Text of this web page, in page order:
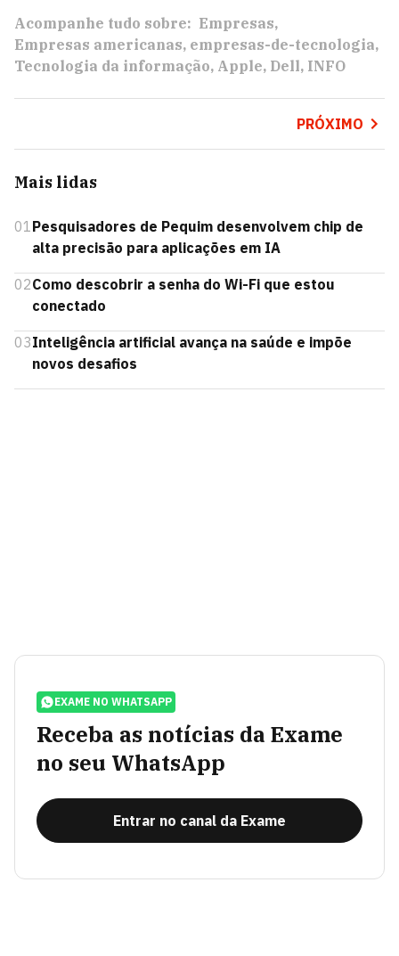
Acompanhe tudo sobre: Empresas
Empresas americanas empresas-de-tecnologia
Tecnologia da informação Apple Dell INFO
PRÓXIMO
Mais lidas
01Pesquisadores de Pequim desenvolvem chip de
alta precisão para aplicações em IA
02Como descobrir a senha do Wi-Fi que estou
conectado
03Inteligência artificial avança na saúde e impõe
novos desafios
EXAME NO WHATSAPP
Receba as notícias da Exame
no seu WhatsApp
Entrar no canal da Exame